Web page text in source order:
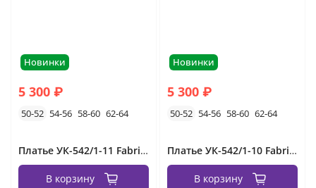
Новинки
5 300 ₽
50-52 54-56 58-60 62-64
Платье УК-542/1-11 Fabrika
В корзину
Новинки
5 300 ₽
50-52 54-56 58-60 62-64
Платье УК-542/1-10 Fabrika
В корзину